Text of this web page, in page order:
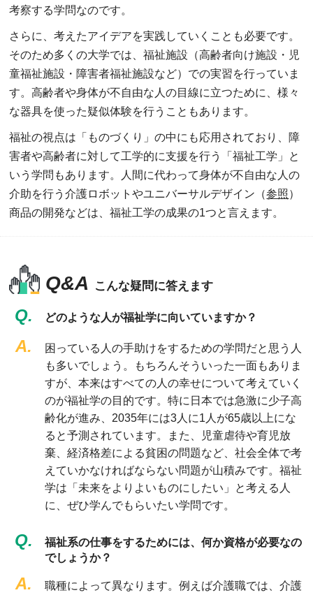
考察する学問なのです。
さらに、考えたアイデアを実践していくことも必要です。
そのため多くの大学では、福祉施設（高齢者向け施設・児
童福祉施設・障害者福祉施設など）での実習を行っていま
す。高齢者や身体が不自由な人の目線に立つために、様々
な器具を使った疑似体験を行うこともあります。
福祉の視点は「ものづくり」の中にも応用されており、障
害者や高齢者に対して工学的に支援を行う「福祉工学」と
いう学問もあります。人間に代わって身体が不自由な人の
介助を行う介護ロボットやユニバーサルデザイン（参照）
商品の開発などは、福祉工学の成果の1つと言えます。
Q&A こんな疑問に答えます
Q. どのような人が福祉学に向いていますか？
A.
困っている人の手助けをするための学問だと思う人
も多いでしょう。もちろんそういった一面もありま
すが、本来はすべての人の幸せについて考えていく
のが福祉学の目的です。特に日本では急激に少子高
齢化が進み、2035年には3人に1人が65歳以上にな
ると予測されています。また、児童虐待や育児放
棄、経済格差による貧困の問題など、社会全体で考
えていかなければならない問題が山積みです。福祉
学は「未来をよりよいものにしたい」と考える人
に、ぜひ学んでもらいたい学問です。
Q.
福祉系の仕事をするためには、何か資格が必要なの
でしょうか？
A.
職種によって異なります。例えば介護職では、介護